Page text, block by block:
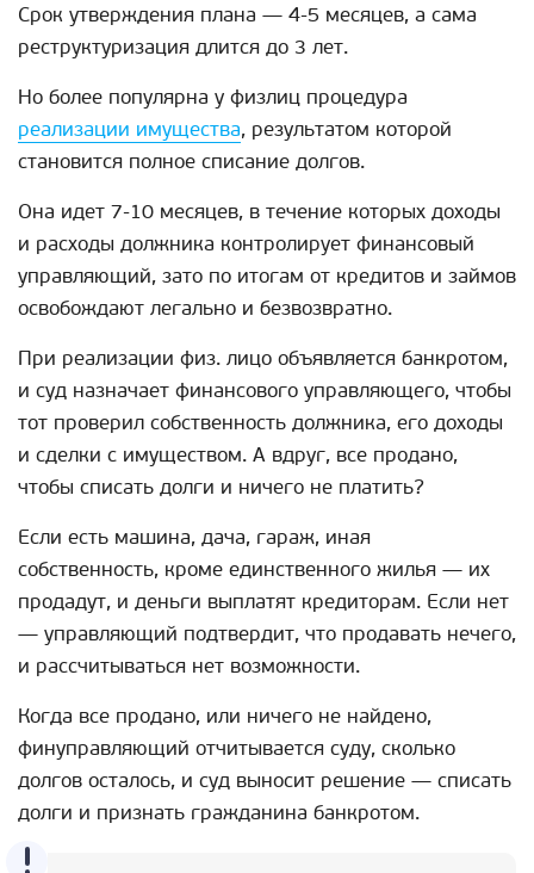
Срок утверждения плана — 4-5 месяцев, а сама
реструктуризация длится до 3 лет.
Но более популярна у физлиц процедура
реализации имущества, результатом которой
становится полное списание долгов.
Она идет 7-10 месяцев, в течение которых доходы
и расходы должника контролирует финансовый
управляющий, зато по итогам от кредитов и займов
освобождают легально и безвозвратно.
При реализации физ. лицо объявляется банкротом,
и суд назначает финансового управляющего, чтобы
тот проверил собственность должника, его доходы
и сделки с имуществом. А вдруг, все продано,
чтобы списать долги и ничего не платить?
Если есть машина, дача, гараж, иная
собственность, кроме единственного жилья — их
продадут, и деньги выплатят кредиторам. Если нет
— управляющий подтвердит, что продавать нечего,
и рассчитываться нет возможности.
Когда все продано, или ничего не найдено,
финуправляющий отчитывается суду, сколько
долгов осталось, и суд выносит решение — списать
долги и признать гражданина банкротом.